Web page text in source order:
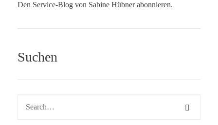
Den Service-Blog von Sabine Hübner abonnieren.
Suchen